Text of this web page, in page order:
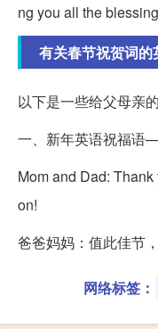
ng you all the
有关春节祝贺词的
以下是一些给父母亲
一、新年英语祝福
Mom and Dad:
on!
爸爸妈妈：值此佳节
网络标签：